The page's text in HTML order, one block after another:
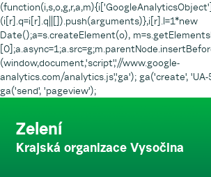
(i[r].q=i[r].q||[]).push(arguments)},i[r].l=1*new
Date();a=s.createElement(o),
(window,document,'script','//www.google-
analytics.com/analytics.js','ga'); ga('create',
ga('send', 'pageview');
Zelení
Krajská organizace Vysočina